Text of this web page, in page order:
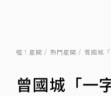
噓！星聞 熱門星聞 曾國城
曾國城「一